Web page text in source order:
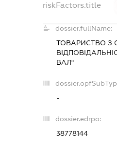
riskFactors.title
dossier.fullName:
ТОВАРИСТВО
ВАЛ"
-
dossier.edrpo:
38778144